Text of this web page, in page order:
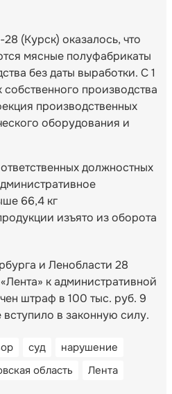
(Курск) оказалось, что
мясные полуфабрикаты
без даты выработки. С 1
производства
производственных
оборудования и
должностных
66,4 кг
изъято из оборота
и Ленобласти 28
к административной
штраф в 100 тыс. руб. 9
в законную силу.
суд
нарушение
область Лента